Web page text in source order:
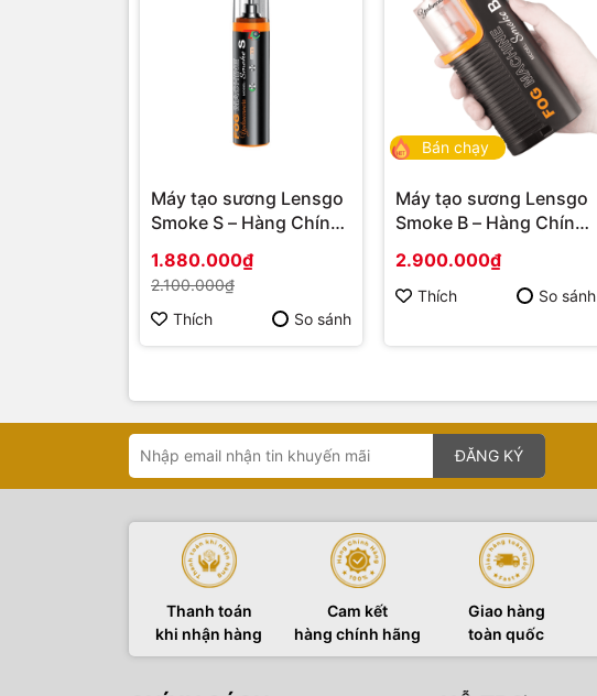
Máy tạo sương Lensgo
Smoke S – Hàng Chính
1.880.000₫
2.100.000₫
Thích
So sánh
Bán chạy
Máy tạo sương Lensgo
Smoke B – Hàng Chính
2.900.000₫
Thích So sánh
ĐĂNG KÝ
Thanh toán
khi nhận hàng
Cam kết
hàng chính hãng
Giao hàng
toàn quốc